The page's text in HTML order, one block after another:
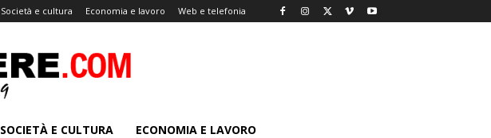
Società e cultura Economia e lavoro Web e telefonia
SOCIETÀ E CULTURA ECONOMIA E LAVORO